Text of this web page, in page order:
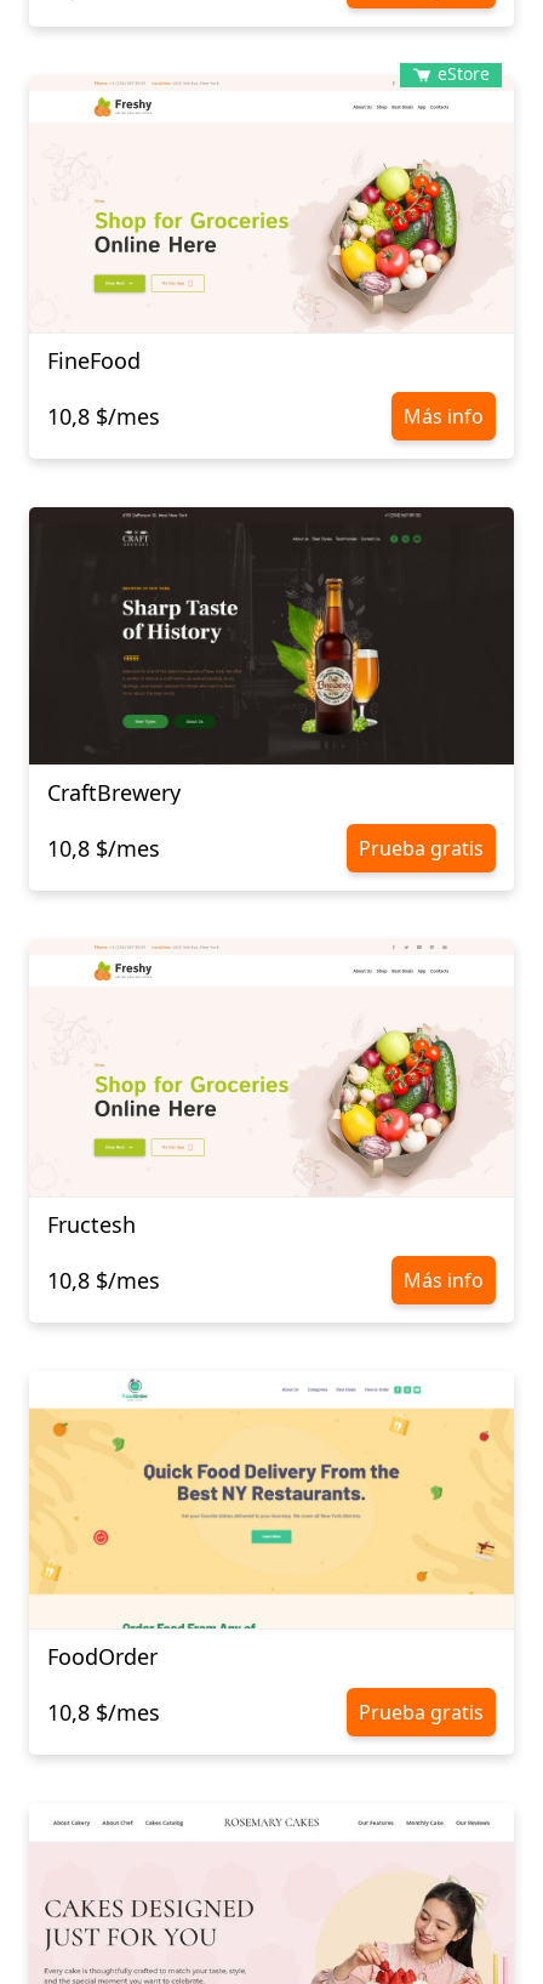
eStore
FineFood
10,8 $/mes
Más info
CraftBrewery
10,8 $/mes
Prueba gratis
Fructesh
10,8 $/mes
Más info
FoodOrder
10,8 $/mes
Prueba gratis